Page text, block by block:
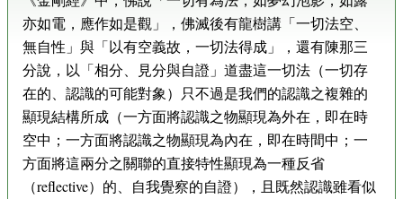
亦如電，應作如是觀」，佛滅後有龍樹講「一切法空、
無自性」與「以有空義故，一切法得成」，還有陳那三
分說，以「相分、見分與自證」道盡這一切法（一切存
在的、認識的可能對象）只不過是我們的認識之複雜的
顯現結構所成（一方面將認識之物顯現為外在，即在時
空中；一方面將認識之物顯現為內在，即在時間中；一
方面將這兩分之關聯的直接特性顯現為一種反省
（reflective）的、自我覺察的自證），且既然認識雖看似